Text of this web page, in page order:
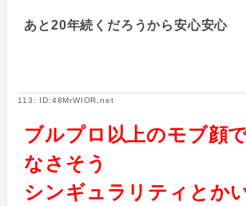
あと20年続くだろうから安心安心
113: ID:48MrWIOR.net
ブルプロ以上のモブ顔
なさそう
シンギュラリティとか